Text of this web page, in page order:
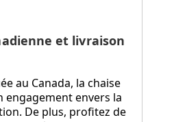
et livraison
au Canada, la chaise
engagement envers la
De plus, profitez de